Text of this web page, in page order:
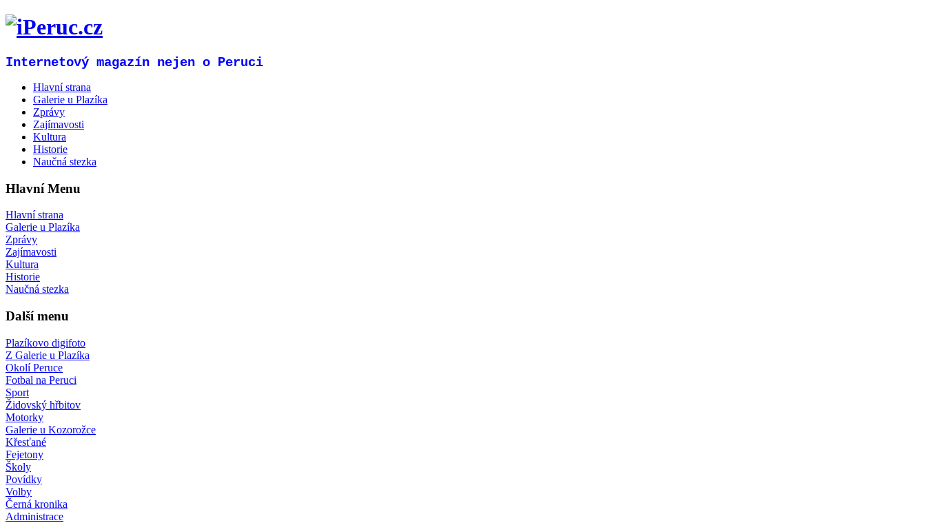
Internetový magazín nejen o Peruci
Hlavní strana
Galerie u Plazíka
Zprávy
Zajímavosti
Kultura
Historie
Naučná stezka
Hlavní Menu
Hlavní strana
Galerie u Plazíka
Zprávy
Zajímavosti
Kultura
Historie
Naučná stezka
Další menu
Plazíkovo digifoto
Z Galerie u Plazíka
Okolí Peruce
Fotbal na Peruci
Sport
Židovský hřbitov
Motorky
Galerie u Kozorožce
Křesťané
Fejetony
Školy
Povídky
Volby
Černá kronika
Administrace